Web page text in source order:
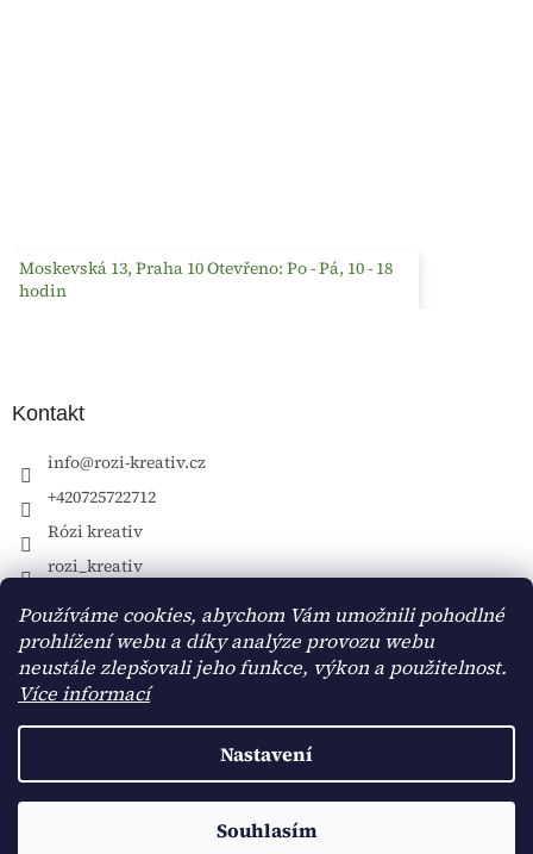
Používáme cookies, abychom Vám umožnili pohodlné
prohlížení webu a díky analýze provozu webu
neustále zlepšovali jeho funkce, výkon a použitelnost.
Více informací
Nastavení
Souhlasím
Moskevská 13, Praha 10 Otevřeno: Po - Pá, 10 - 18
hodin
Kontakt
info@rozi-kreativ.cz
+420725722712
Rózi kreativ
rozi_kreativ
Vytvořil Shoptet
Rózi kreativ. Všechna práva vyhrazena.